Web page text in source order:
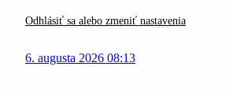
Odhlásiť sa alebo zmeniť nastavenia
6. augusta 2026 08:13